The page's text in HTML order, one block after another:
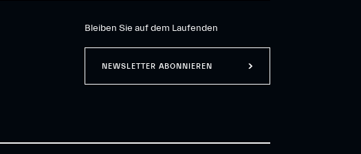
Bleiben Sie auf dem Laufenden
NEWSLETTER ABONNIEREN